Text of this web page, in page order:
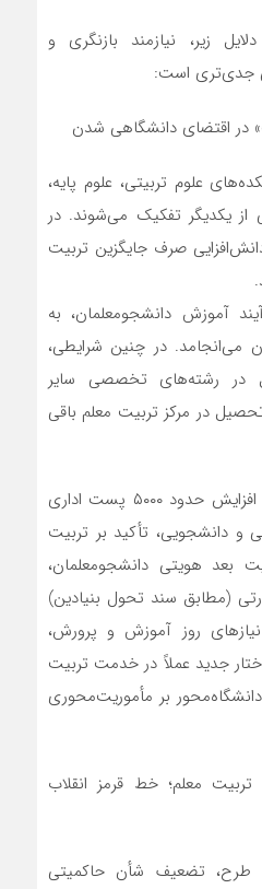
زیر، نیازمند بازنگری و
جدی‌تری است:
علوم تربیتی، علوم پایه،
از یکدیگر تفکیک می‌شوند. در
صرف جایگزین تربیت
آموزش دانشجومعلمان، به
می‌انجامد. در چنین شرایطی،
در رشته‌های تخصصی سایر
در مرکز تربیت معلم باقی
افزون بر این، مواردی مانند افزایش حدود ۵۰۰۰ پست اداری
و دانشجویی، تأکید بر تربیت
بعد هویتی دانشجومعلمان،
(مطابق سند تحول بنیادین)
روز آموزش و پرورش،
جدید عملاً در خدمت تربیت
بر مأموریت‌محوری
معلم؛ خط قرمز انقلاب
طرح، تضعیف شأن حاکمیتی